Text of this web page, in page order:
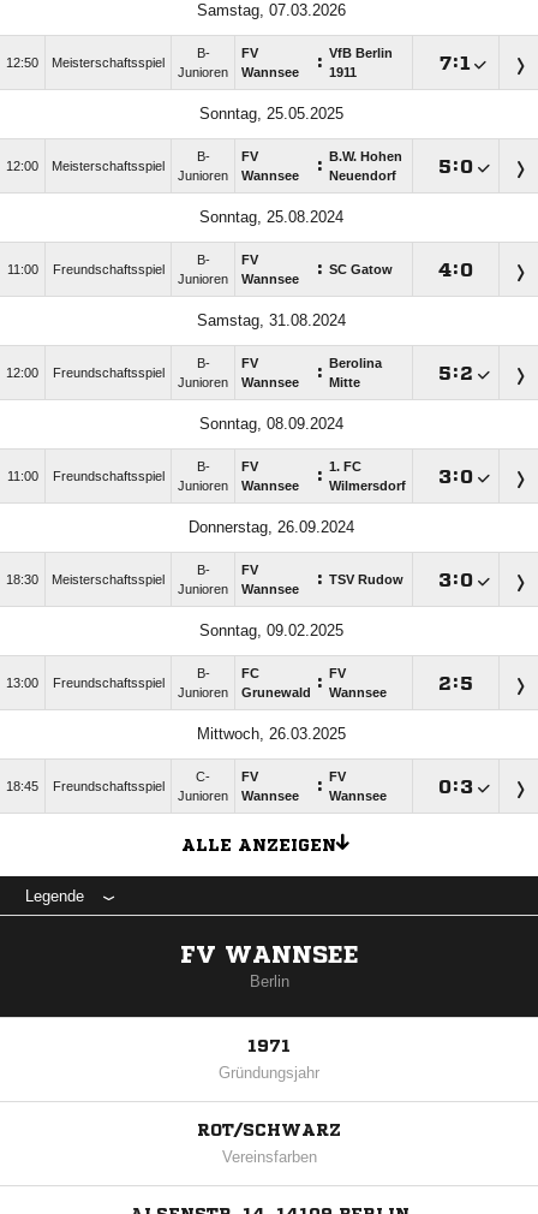
Samstag, 07.03.2026
12:50 Meisterschaftsspiel
B-
Junioren
FV
Wannsee
: VfB Berlin
1911
:
Sonntag, 25.05.2025
12:00 Meisterschaftsspiel
B-
Junioren
FV
Wannsee
:
B.W. Hohen
Neuendorf
:
Sonntag, 25.08.2024
11:00 Freundschaftsspiel
B-
Junioren
FV
Wannsee
: SC Gatow :
Samstag, 31.08.2024
12:00 Freundschaftsspiel
B-
Junioren
FV
Wannsee
:
Berolina
Mitte
:
Sonntag, 08.09.2024
11:00 Freundschaftsspiel
B-
Junioren
FV
Wannsee
: 1. FC
Wilmersdorf
:
Donnerstag, 26.09.2024
18:30 Meisterschaftsspiel
B-
Junioren
FV
Wannsee
: TSV Rudow :
Sonntag, 09.02.2025
13:00 Freundschaftsspiel
B-
Junioren
FC
Grunewald
:
FV
Wannsee
:
Mittwoch, 26.03.2025
18:45 Freundschaftsspiel
C-
Junioren
FV
Wannsee
:
FV
Wannsee
:
ALLE ANZEIGEN
Legende
FV WANNSEE
Berlin
1971
Gründungsjahr
ROT/SCHWARZ
Vereinsfarben